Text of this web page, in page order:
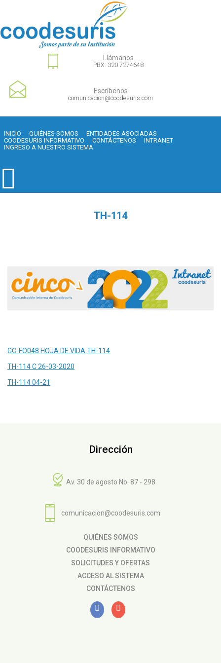
Llámanos
PBX: 320 7274648
Escríbenos
comunicacion@coodesuris.com
INICIO QUIÉNES SOMOS
ENTIDADES ASOCIADAS
COODESURIS INFORMATIVO
CONTÁCTENOS
INTRANET
INGRESO A NUESTRO SISTEMA
TH-114
GC-FO048 HOJA DE VIDA TH-114
TH-114 C 26-03-2020
TH-114 04-21
Dirección
Av. 30 de agosto No. 87 - 298
comunicacion@coodesuris.com
QUIÉNES SOMOS
COODESURIS INFORMATIVO
SOLICITUDES Y OFERTAS
ACCESO AL SISTEMA
CONTÁCTENOS